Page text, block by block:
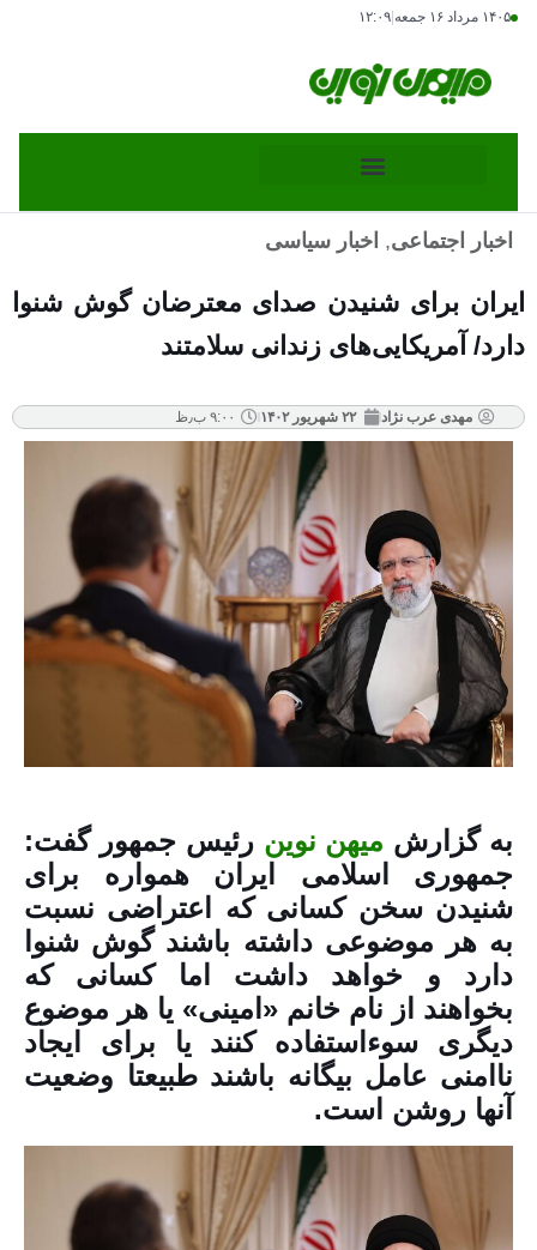
۱۴۰۵ مرداد ۱۶ جمعه ۱۲:۰۹
اخبار اجتماعی, اخبار سیاسی
ایران برای شنیدن صدای معترضان گوش شنوا
دارد/ آمریکایی‌های زندانی سلامتند
مهدی عرب نژاد ۲۲ شهریور ۱۴۰۲ ۹:۰۰ ب٫ظ
به گزارش میهن نوین رئیس‌ جمهور گفت:
جمهوری اسلامی ایران همواره برای
شنیدن سخن کسانی که اعتراضی نسبت
به هر موضوعی داشته باشند گوش شنوا
دارد و خواهد داشت اما کسانی که
بخواهند از نام خانم «امینی» یا هر موضوع
دیگری سوءاستفاده کنند یا برای ایجاد
ناامنی عامل بیگانه باشند طبیعتا وضعیت
آنها روشن است.